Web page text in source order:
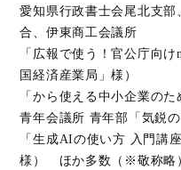
愛知県行政書士会尾北支
合、伊東商工会議所
「広報で使う！官公庁向
国経済産業局」様）
「から使える中小企業の
青年会議所 青年部「気鋭
「生成AIの使い方 入門講
様） ほか多数（※敬称略